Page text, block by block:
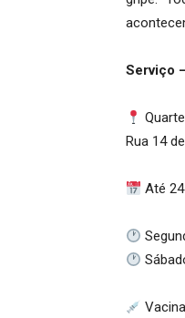
Serviço
Rua 14
Até